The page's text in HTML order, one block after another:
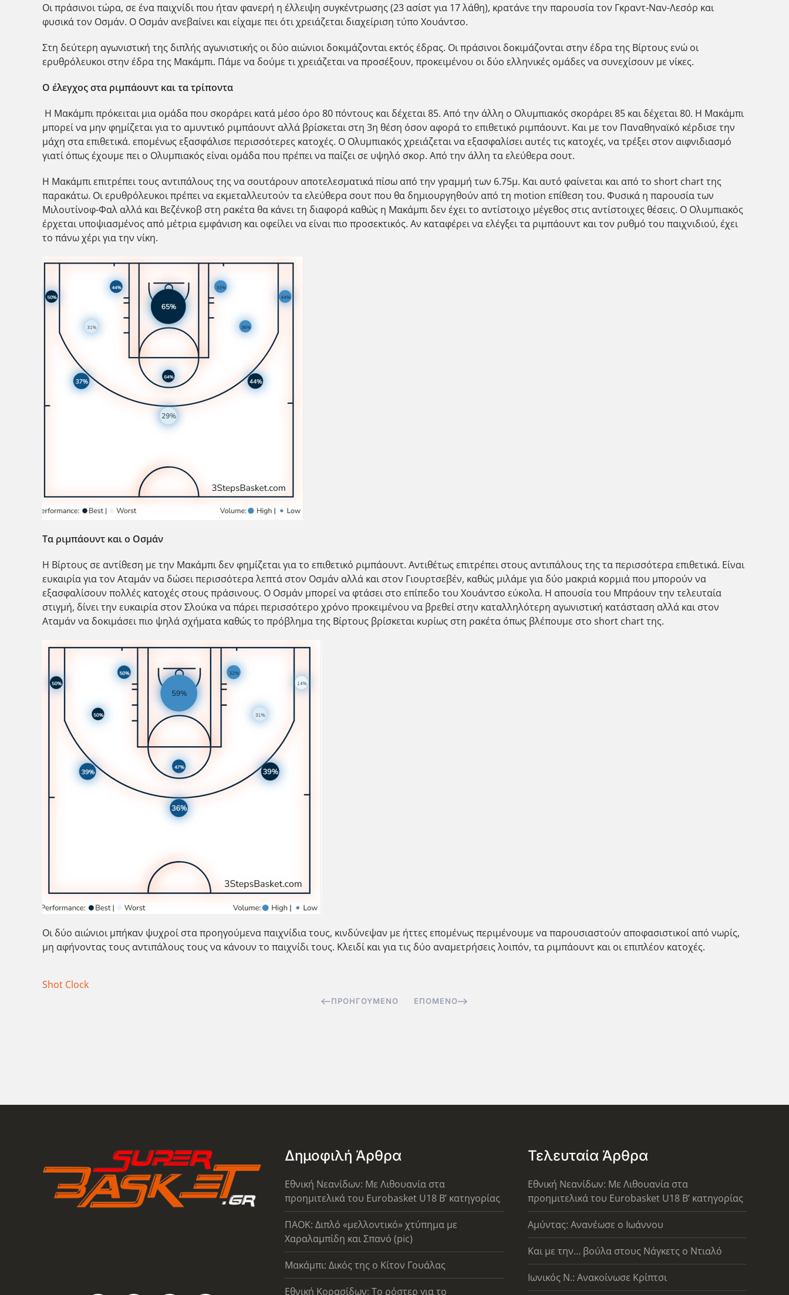
Οι πράσινοι τώρα, σε ένα παιχνίδι που ήταν φανερή η έλλειψη συγκέντρωσης (23 ασίστ για 17 λάθη), κρατάνε την παρουσία τον Γκραντ-Ναν-Λεσόρ και
φυσικά τον Οσμάν. Ο Οσμάν ανεβαίνει και είχαμε πει ότι χρειάζεται διαχείριση τύπο Χουάντσο.
Στη δεύτερη αγωνιστική της διπλής αγωνιστικής οι δύο αιώνιοι δοκιμάζονται εκτός έδρας. Οι πράσινοι δοκιμάζονται στην έδρα της Βίρτους ενώ οι
ερυθρόλευκοι στην έδρα της Μακάμπι. Πάμε να δούμε τι χρειάζεται να προσέξουν, προκειμένου οι δύο ελληνικές ομάδες να συνεχίσουν με νίκες.
Ο έλεγχος στα ριμπάουντ και τα τρίποντα
Η Μακάμπι πρόκειται μια ομάδα που σκοράρει κατά μέσο όρο 80 πόντους και δέχεται 85. Από την άλλη ο Ολυμπιακός σκοράρει 85 και δέχεται 80. Η Μακάμπι
μπορεί να μην φημίζεται για το αμυντικό ριμπάουντ αλλά βρίσκεται στη 3η θέση όσον αφορά το επιθετικό ριμπάουντ. Και με τον Παναθηναϊκό κέρδισε την
μάχη στα επιθετικά. επομένως εξασφάλισε περισσότερες κατοχές. Ο Ολυμπιακός χρειάζεται να εξασφαλίσει αυτές τις κατοχές, να τρέξει στον αιφνιδιασμό
γιατί όπως έχουμε πει ο Ολυμπιακός είναι ομάδα που πρέπει να παίζει σε υψηλό σκορ. Από την άλλη τα ελεύθερα σουτ.
Η Μακάμπι επιτρέπει τους αντιπάλους της να σουτάρουν αποτελεσματικά πίσω από την γραμμή των 6.75μ. Και αυτό φαίνεται και από το short chart της
παρακάτω. Οι ερυθρόλευκοι πρέπει να εκμεταλλευτούν τα ελεύθερα σουτ που θα δημιουργηθούν από τη motion επίθεση του. Φυσικά η παρουσία των
Μιλουτίνοφ-Φαλ αλλά και Βεζένκοβ στη ρακέτα θα κάνει τη διαφορά καθώς η Μακάμπι δεν έχει το αντίστοιχο μέγεθος στις αντίστοιχες θέσεις. Ο Ολυμπιακός
έρχεται υποψιασμένος από μέτρια εμφάνιση και οφείλει να είναι πιο προσεκτικός. Αν καταφέρει να ελέγξει τα ριμπάουντ και τον ρυθμό του παιχνιδιού, έχει
το πάνω χέρι για την νίκη.
Τα ριμπάουντ και ο Οσμάν
Η Βίρτους σε αντίθεση με την Μακάμπι δεν φημίζεται για το επιθετικό ριμπάουντ. Αντιθέτως επιτρέπει στους αντιπάλους της τα περισσότερα επιθετικά. Είναι
ευκαιρία για τον Αταμάν να δώσει περισσότερα λεπτά στον Οσμάν αλλά και στον Γιουρτσεβέν, καθώς μιλάμε για δύο μακριά κορμιά που μπορούν να
εξασφαλίσουν πολλές κατοχές στους πράσινους. Ο Οσμάν μπορεί να φτάσει στο επίπεδο του Χουάντσο εύκολα. Η απουσία του Μπράουν την τελευταία
στιγμή, δίνει την ευκαιρία στον Σλούκα να πάρει περισσότερο χρόνο προκειμένου να βρεθεί στην καταλληλότερη αγωνιστική κατάσταση αλλά και στον
Αταμάν να δοκιμάσει πιο ψηλά σχήματα καθώς το πρόβλημα της Βίρτους βρίσκεται κυρίως στη ρακέτα όπως βλέπουμε στο short chart της.
Οι δύο αιώνιοι μπήκαν ψυχροί στα προηγούμενα παιχνίδια τους, κινδύνεψαν με ήττες επομένως περιμένουμε να παρουσιαστούν αποφασιστικοί από νωρίς,
μη αφήνοντας τους αντιπάλους τους να κάνουν το παιχνίδι τους. Κλειδί και για τις δύο αναμετρήσεις λοιπόν, τα ριμπάουντ και οι επιπλέον κατοχές.
Shot Clock
ΠΡΟΗΓΟΎΜΕΝΟ ΕΠΌΜΕΝΟ
Δημοφιλή Άρθρα
Εθνική Νεανίδων: Με Λιθουανία στα
προημιτελικά του Eurobasket U18 Β’ κατηγορίας
ΠΑΟΚ: Διπλό «μελλοντικό» χτύπημα με
Χαραλαμπίδη και Σπανό (pic)
Μακάμπι: Δικός της ο Κίτον Γουάλας
Εθνική Κορασίδων: Το ρόστερ για το
Τελευταία Άρθρα
Εθνική Νεανίδων: Με Λιθουανία στα
προημιτελικά του Eurobasket U18 Β’ κατηγορίας
Αμύντας: Ανανέωσε ο Ιωάννου
Και με την… βούλα στους Νάγκετς ο Ντιαλό
Ιωνικός Ν.: Ανακοίνωσε Κρίπτσι